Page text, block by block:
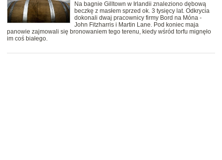
Na bagnie Gilltown w Irlandii znaleziono dębową
beczkę z masłem sprzed ok. 3 tysięcy lat. Odkrycia
dokonali dwaj pracownicy firmy Bord na Móna -
John Fitzharris i Martin Lane. Pod koniec maja
panowie zajmowali się bronowaniem tego terenu, kiedy wśród torfu mignęło
im coś białego.